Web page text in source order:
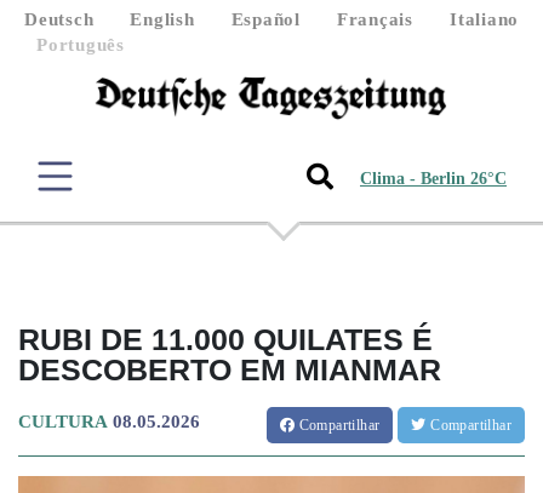
Deutsch English Español Français
Italiano
Português
Clima - Berlin 26°C
RUBI DE 11.000 QUILATES É
DESCOBERTO EM MIANMAR
CULTURA 08.05.2026 Compartilhar Compartilhar